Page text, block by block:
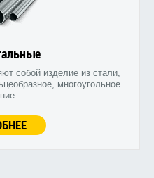
собой изделие из стали,
многоугольное